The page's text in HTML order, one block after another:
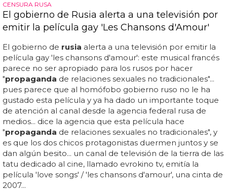
CENSURA RUSA
El gobierno de Rusia alerta a una televisión por
emitir la película gay 'Les Chansons d'Amour'
El gobierno de rusia alerta a una televisión por emitir la
película gay 'les chansons d'amour': este musical francés
parece no ser apropiado para los rusos por hacer
"propaganda de relaciones sexuales no tradicionales"...
pues parece que al homófobo gobierno ruso no le ha
gustado esta película y ya ha dado un importante toque
de atención al canal desde la agencia federal rusa de
medios... dice la agencia que esta película hace
"propaganda de relaciones sexuales no tradicionales", y
es que los dos chicos protagonistas duermen juntos y se
dan algún besito... un canal de televisión de la tierra de las
tatu dedicado al cine, llamado evrokino tv, emitía la
película 'love songs' / 'les chansons d'amour', una cinta de
2007...